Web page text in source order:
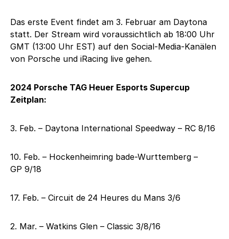
Das erste Event findet am 3. Februar am Daytona
statt. Der Stream wird voraussichtlich ab 18:00 Uhr
GMT (13:00 Uhr EST) auf den Social-Media-Kanälen
von Porsche und iRacing live gehen.
2024 Porsche TAG Heuer Esports Supercup
Zeitplan:
3. Feb. – Daytona International Speedway – RC 8/16
10. Feb. – Hockenheimring bade-Wurttemberg –
GP 9/18
17. Feb. – Circuit de 24 Heures du Mans 3/6
2. Mar. – Watkins Glen – Classic 3/8/16